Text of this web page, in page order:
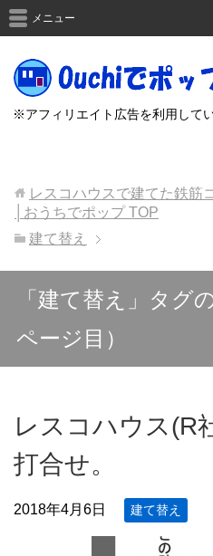
※アフィリエイト広告を利用してい
メニュー
レスコハウスで建てた鉄筋
│おうちでポップTOP
建て替え
「建て替え」タグ
ページ目）
レスコハウス(R
打合せ。
2018年4月6日 建て替え